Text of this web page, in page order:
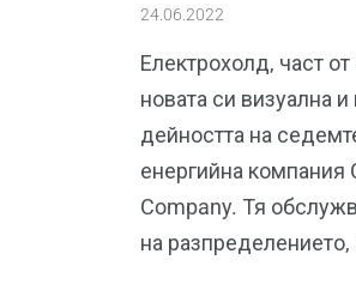
24.06.2022
Електрохолд, част
новата си визуална
дейността на
енергийна компания
Company. Тя
на